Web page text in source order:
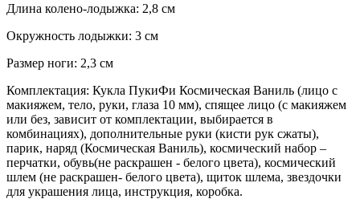
Длина колено-лодыжка: 2,8 см
Окружность лодыжки: 3 см
Размер ноги: 2,3 см
Комплектация: Кукла ПукиФи Космическая Ваниль (лицо с
макияжем, тело, руки, глаза 10 мм), спящее лицо (с макияжем
или без, зависит от комплектации, выбирается в
комбинациях), дополнительные руки (кисти рук сжаты),
парик, наряд (Космическая Ваниль), космический набор –
перчатки, обувь(не раскрашен - белого цвета), космический
шлем (не раскрашен- белого цвета), щиток шлема, звездочки
для украшения лица, инструкция, коробка.